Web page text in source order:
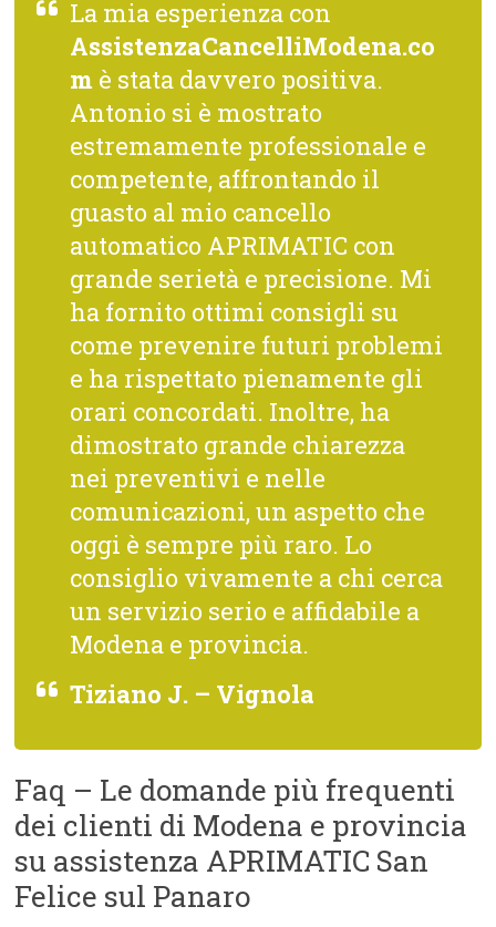
La mia esperienza con
AssistenzaCancelliModena.co
m è stata davvero positiva.
Antonio si è mostrato
estremamente professionale e
competente, affrontando il
guasto al mio cancello
automatico APRIMATIC con
grande serietà e precisione. Mi
ha fornito ottimi consigli su
come prevenire futuri problemi
e ha rispettato pienamente gli
orari concordati. Inoltre, ha
dimostrato grande chiarezza
nei preventivi e nelle
comunicazioni, un aspetto che
oggi è sempre più raro. Lo
consiglio vivamente a chi cerca
un servizio serio e affidabile a
Modena e provincia.
Tiziano J. – Vignola
Faq – Le domande più frequenti
dei clienti di Modena e provincia
su assistenza APRIMATIC San
Felice sul Panaro